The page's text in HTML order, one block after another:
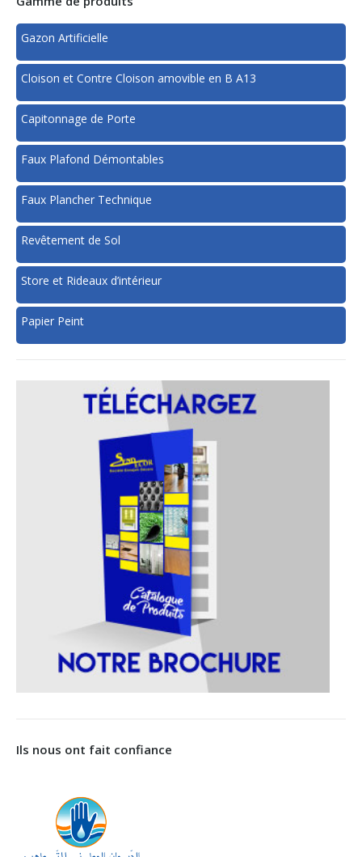
Gazon Artificielle
Cloison et Contre Cloison amovible en B A13
Capitonnage de Porte
Faux Plafond Démontables
Faux Plancher Technique
Revêtement de Sol
Store et Rideaux d’intérieur
Papier Peint
Ils nous ont fait confiance